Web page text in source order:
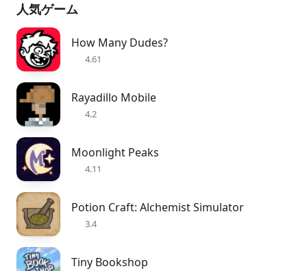
人気ゲーム
How Many Dudes?
4.61
Rayadillo Mobile
4.2
Moonlight Peaks
4.11
Potion Craft: Alchemist Simulator
3.4
Tiny Bookshop